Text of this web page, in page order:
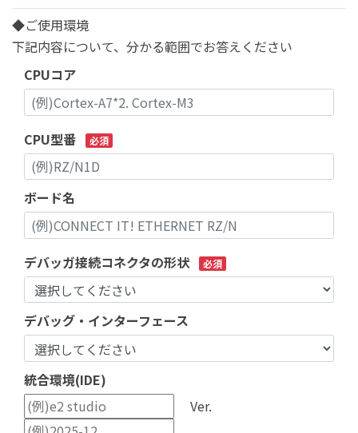
◆ご使用環境
下記内容について、分かる範囲でお答えください
CPUコア
CPU型番 必須
ボード名
デバッガ接続コネクタの形状 必須
デバッグ・インターフェース
統合環境(IDE)
Ver.